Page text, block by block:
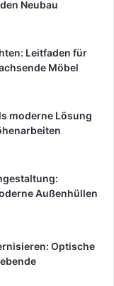
Neubau
Leitfaden für
Möbel
moderne Lösung
Außenhüllen
Optische